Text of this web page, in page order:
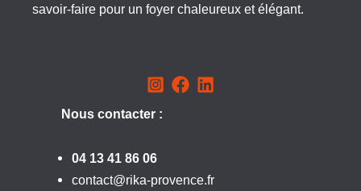
savoir-faire pour un foyer chaleureux et élégant.
Nous contacter :
04 13 41 86 06
contact@rika-provence.fr